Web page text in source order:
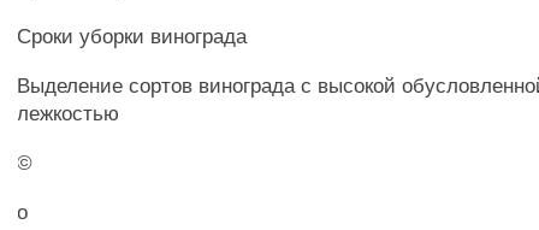
Сроки уборки винограда
Выделение сортов винограда с высокой
лежкостью
©
о